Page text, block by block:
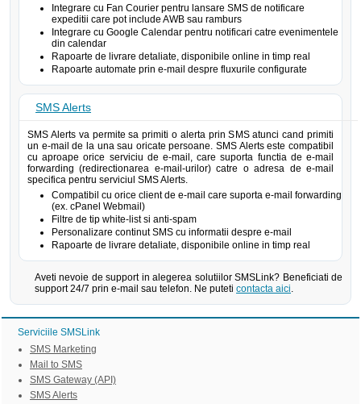
Integrare cu Fan Courier pentru lansare SMS de notificare
expeditii care pot include AWB sau ramburs
Integrare cu Google Calendar pentru notificari catre evenimentele
din calendar
Rapoarte de livrare detaliate, disponibile online in timp real
Rapoarte automate prin e-mail despre fluxurile configurate
SMS Alerts
SMS Alerts va permite sa primiti o alerta prin SMS atunci cand primiti
un e-mail de la una sau oricate persoane. SMS Alerts este compatibil
cu aproape orice serviciu de e-mail, care suporta functia de e-mail
forwarding (redirectionarea e-mail-urilor) catre o adresa de e-mail
specifica pentru serviciul SMS Alerts.
Compatibil cu orice client de e-mail care suporta e-mail forwarding
(ex. cPanel Webmail)
Filtre de tip white-list si anti-spam
Personalizare continut SMS cu informatii despre e-mail
Rapoarte de livrare detaliate, disponibile online in timp real
Aveti nevoie de support in alegerea solutiilor SMSLink? Beneficiati de
support 24/7 prin e-mail sau telefon. Ne puteti contacta aici.
Serviciile SMSLink
SMS Marketing
Mail to SMS
SMS Gateway (API)
SMS Alerts